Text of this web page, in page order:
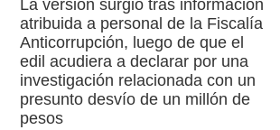
La versión surgió tras información
atribuida a personal de la Fiscalía
Anticorrupción, luego de que el
edil acudiera a declarar por una
investigación relacionada con un
presunto desvío de un millón de
pesos